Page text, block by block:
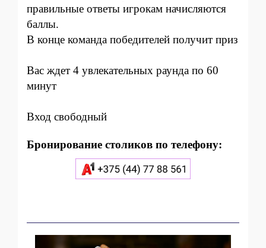
правильные ответы игрокам начисляются
баллы.
В конце команда победителей получит приз
Вас ждет 4 увлекательных раунда по 60
минут
Вход свободный
Бронирование столиков по телефону: